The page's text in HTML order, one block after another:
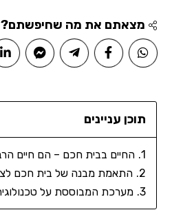
מצאתם את מה שחיפשתם?
תוכן עניינים
החיים בבית חכם – הם חיים
התאמת מבנה של בית חכם
מערכת המבוססת על